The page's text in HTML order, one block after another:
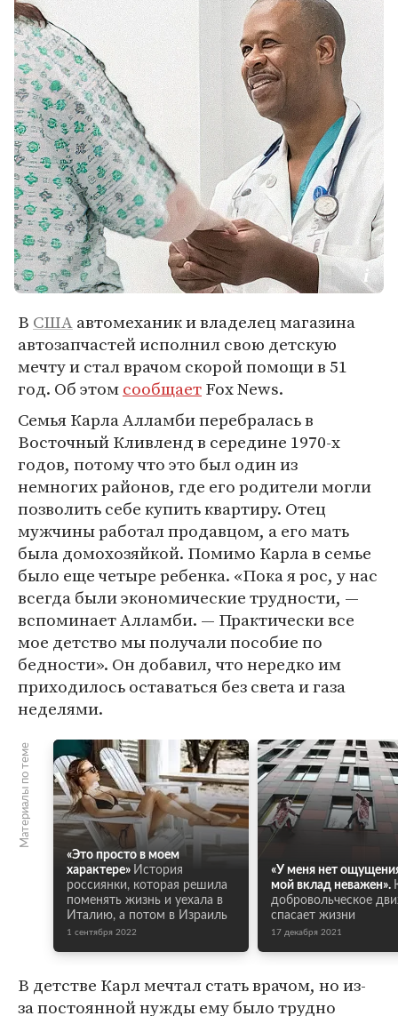
В СШАавтомеханик и владелец магазина
автозапчастей исполнил свою детскую
мечту и стал врачом скорой помощи в 51
год. Об этомсообщаетFox News.
Семья Карла Алламби перебралась в
Восточный Кливленд в середине 1970-х
годов, потому что это был один из
немногих районов, где его родители могли
позволить себе купить квартиру. Отец
мужчины работал продавцом, а его мать
была домохозяйкой. Помимо Карла в семье
было еще четыре ребенка. «Пока я рос, у нас
всегда были экономические трудности, —
вспоминает Алламби. — Практически все
мое детство мы получали пособие по
бедности». Он добавил, что нередко им
приходилось оставаться без света и газа
неделями.
Материалы по теме
«Это просто в моем
характере» История
россиянки, которая решила
поменять жизнь и уехала в
Италию, а потом в Израиль
1 сентября 2022
«У меня нет
мой вклад неважен».
добровольческое
спасает жизни
17 декабря 2021
В детстве Карл мечтал стать врачом, но из-
за постоянной нужды ему было трудно